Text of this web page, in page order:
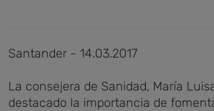
Santander - 14.03.2017
La consejera de Sanidad, María
destacado la importancia de